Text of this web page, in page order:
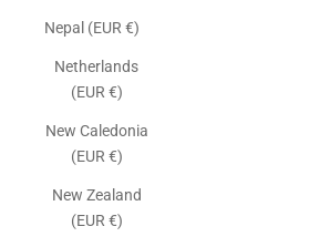
Nepal (EUR €)
Netherlands
(EUR €)
New Caledonia
(EUR €)
New Zealand
(EUR €)